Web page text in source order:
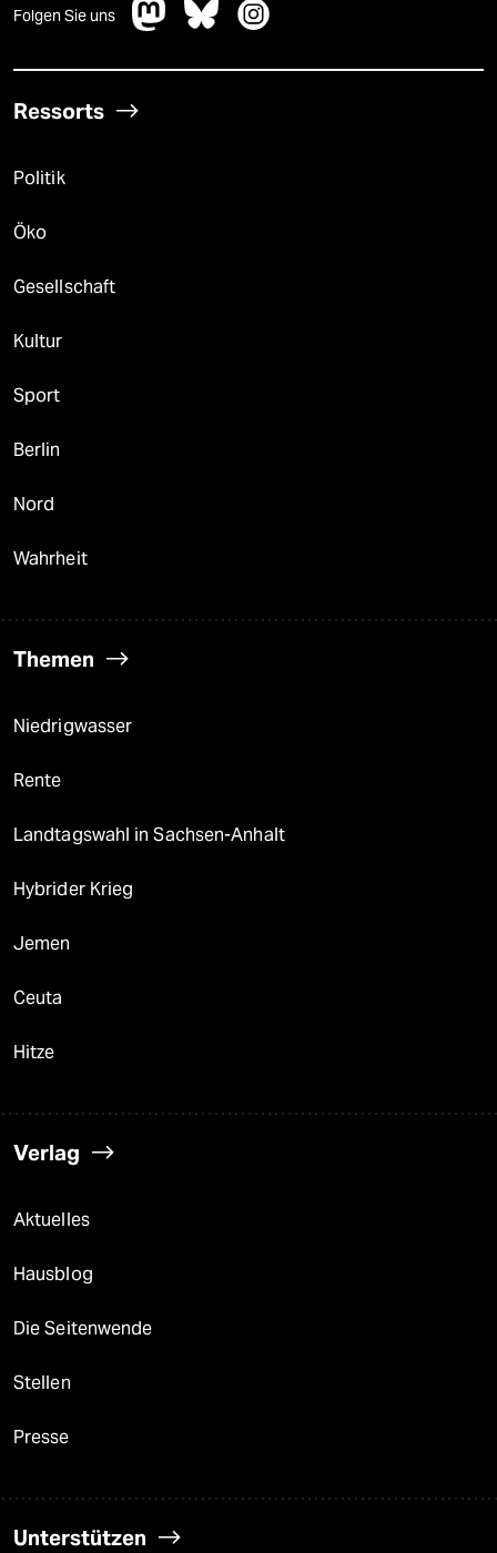
Folgen Sie uns
Ressorts
Politik
Öko
Gesellschaft
Kultur
Sport
Berlin
Nord
Wahrheit
Themen
Niedrigwasser
Rente
Landtagswahl in Sachsen-Anhalt
Hybrider Krieg
Jemen
Ceuta
Hitze
Verlag
Aktuelles
Hausblog
Die Seitenwende
Stellen
Presse
Unterstützen